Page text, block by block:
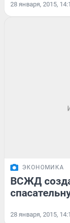
28 января, 2015,
ЭКОНОМИКА
ВСЖД
28 января, 2015,